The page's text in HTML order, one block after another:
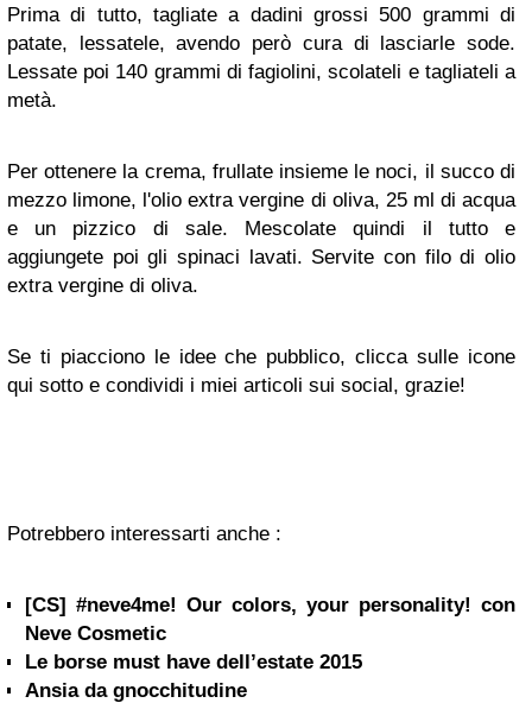
Prima di tutto, tagliate a dadini grossi 500 grammi di
patate, lessatele, avendo però cura di lasciarle sode.
Lessate poi 140 grammi di fagiolini, scolateli e tagliateli a
metà.
Per ottenere la crema, frullate insieme le noci, il succo di
mezzo limone, l'olio extra vergine di oliva, 25 ml di acqua
e un pizzico di sale. Mescolate quindi il tutto e
aggiungete poi gli spinaci lavati. Servite con filo di olio
extra vergine di oliva.
Se ti piacciono le idee che pubblico, clicca sulle icone
qui sotto e condividi i miei articoli sui social, grazie!
Potrebbero interessarti anche :
[CS] #neve4me! Our colors, your personality! con
Neve Cosmetic
Le borse must have dell’estate 2015
Ansia da gnocchitudine